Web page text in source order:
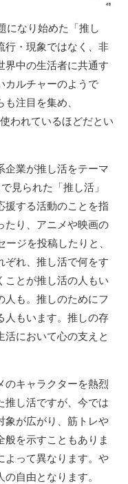
になり始めた「推し
行・現象ではなく、非
界中の生活者に共通す
カルチャーのようで
注目を集め、
われているほどだとい
企業が推し活をテーマ
見られた「推し活」
援する活動のことを指
たり、アニメや映画の
ジを投稿したりと、
ぞれ、推し活で何をす
ことが推し活の人もい
人も。推しのためにフ
人もいます。推しの存
において心の支えと
のキャラクターを熱烈
推し活ですが、今では
象が広がり、筋トレや
を示すこともありま
よって異なります。や
自由となります。